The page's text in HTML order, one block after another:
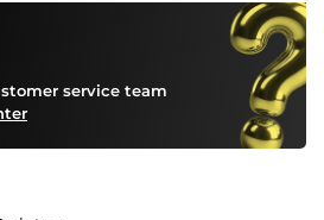
service team